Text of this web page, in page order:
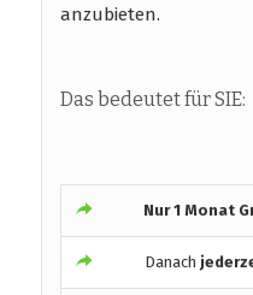
anzubieten.
Das bedeutet für SIE:
Nur 1 Monat
Danach